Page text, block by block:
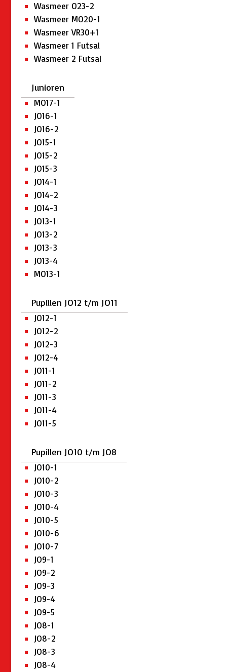
Wasmeer O23-2
Wasmeer MO20-1
Wasmeer VR30+1
Wasmeer 1 Futsal
Wasmeer 2 Futsal
Junioren
MO17-1
JO16-1
JO16-2
JO15-1
JO15-2
JO15-3
JO14-1
JO14-2
JO14-3
JO13-1
JO13-2
JO13-3
JO13-4
MO13-1
Pupillen JO12 t/m JO11
JO12-1
JO12-2
JO12-3
JO12-4
JO11-1
JO11-2
JO11-3
JO11-4
JO11-5
Pupillen JO10 t/m JO8
JO10-1
JO10-2
JO10-3
JO10-4
JO10-5
JO10-6
JO10-7
JO9-1
JO9-2
JO9-3
JO9-4
JO9-5
JO8-1
JO8-2
JO8-3
JO8-4